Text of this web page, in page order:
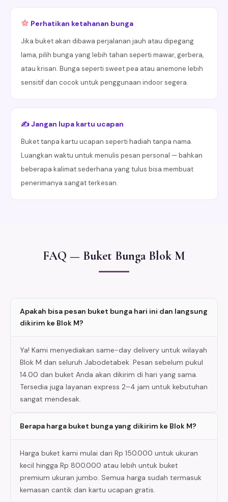
Perhatikan ketahanan bunga
Jika buket akan dibawa perjalanan jauh atau dipegang
lama, pilih bunga yang lebih tahan seperti mawar, gerbera,
atau krisan. Bunga seperti sweet pea atau anemone lebih
sensitif dan cocok untuk penggunaan indoor segera.
✍️ Jangan lupa kartu ucapan
Buket tanpa kartu ucapan seperti hadiah tanpa nama.
Luangkan waktu untuk menulis pesan personal — bahkan
beberapa kalimat sederhana yang tulus bisa membuat
penerimanya sangat terkesan.
FAQ — Buket Bunga Blok M
Apakah bisa pesan buket bunga hari ini dan langsung
dikirim ke Blok M?
Ya! Kami menyediakan same-day delivery untuk wilayah
Blok M dan seluruh Jabodetabek. Pesan sebelum pukul
14.00 dan buket Anda akan dikirim di hari yang sama.
Tersedia juga layanan express 2–4 jam untuk kebutuhan
sangat mendesak.
Berapa harga buket bunga yang dikirim ke Blok M?
Harga buket kami mulai dari Rp 150.000 untuk ukuran
kecil hingga Rp 800.000 atau lebih untuk buket
premium ukuran jumbo. Semua harga sudah termasuk
kemasan cantik dan kartu ucapan gratis.